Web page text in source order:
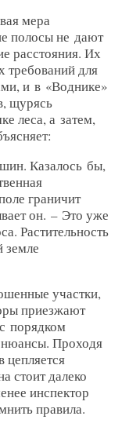
мера
полосы не дают
расстояния. Их
требований для
и в «Воднике»
щурясь
леса, а затем,
Казалось бы,
граничит
он. – ​Это уже
Растительность
земле
участки,
приезжают
порядком
нюансы. Проходя
стоит далеко
инспектор
правила.